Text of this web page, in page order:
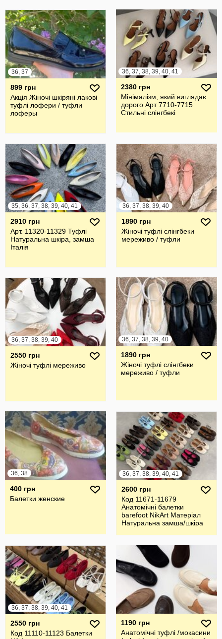
36, 37
899 грн
Акція Жіночі шкіряні лакові
туфлі лофери / туфли
лоферы
36, 37, 38, 39, 40, 41
2380 грн
Мінімалізм, який виглядає
дорого Арт 7710-7715
Стильні слінгбекі
35, 36, 37, 38, 39, 40, 41
2910 грн
Арт. 11320-11329 Туфлі
Натуральна шкіра, замша
Італія
36, 37, 38, 39, 40
1890 грн
Жіночі туфлі слінгбеки
мереживо / туфли
36, 37, 38, 39, 40
2550 грн
Жіночі туфлі мереживо
36, 37, 38, 39, 40
1890 грн
Жіночі туфлі слінгбеки
мереживо / туфли
36, 38
400 грн
Балетки женские
36, 37, 38, 39, 40, 41
2600 грн
Код 11671-11679
Анатомічні балетки
barefoot NikArt Матеріал
Натуральна замша/шкіра
36, 37, 38, 39, 40, 41
2550 грн
Код 11110-11123 Балетки
1190 грн
Анатомічні туфлі /мокасини